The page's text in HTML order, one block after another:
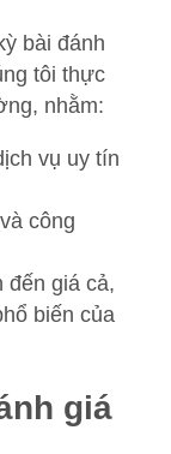
bài đánh
tôi thực
nhằm:
vụ uy tín
công
đến giá cả,
biến của
giá